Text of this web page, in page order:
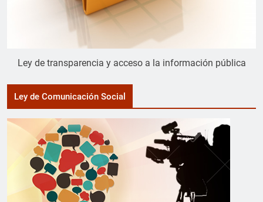
Ley de transparencia y acceso a la información pública
Ley de Comunicación Social